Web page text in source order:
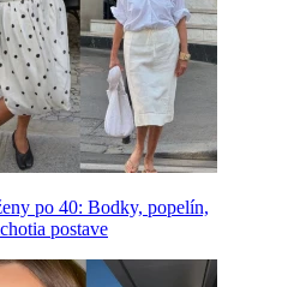
po 40: Bodky, popelín,
postave